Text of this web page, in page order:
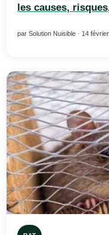
les causes,
par Solution Nuisible · 14